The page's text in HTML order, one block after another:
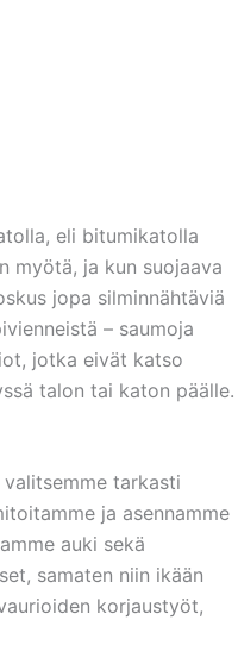
eli bitumikatolla
myötä, ja kun suojaava
jopa silminnähtäviä
– saumoja
jotka eivät katso
talon tai katon päälle.
tarkasti
ja asennamme
auki sekä
samaten niin ikään
korjaustyöt,